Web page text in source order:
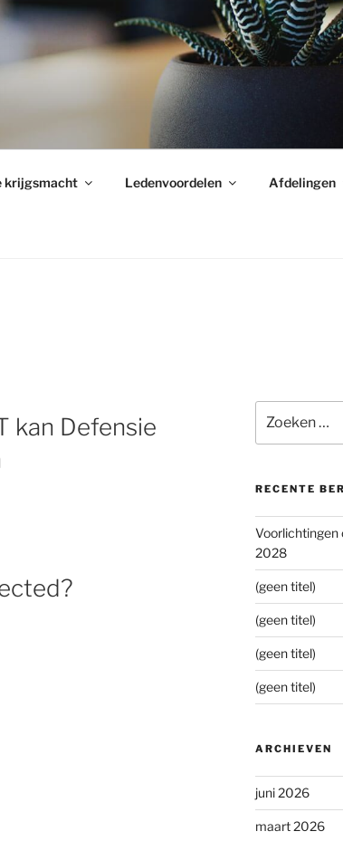
krijgsmacht Ledenvoordelen Afdelingen
kan Defensie
naar:
RECENTE
Voorlichtingen
2028
(geen titel)
(geen titel)
(geen titel)
(geen titel)
ARCHIEVEN
juni 2026
maart 2026